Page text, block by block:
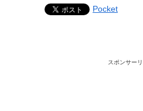
Pocket
スポンサー